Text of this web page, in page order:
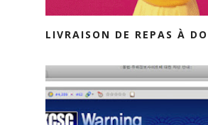
LIVRAISON DE REPAS À